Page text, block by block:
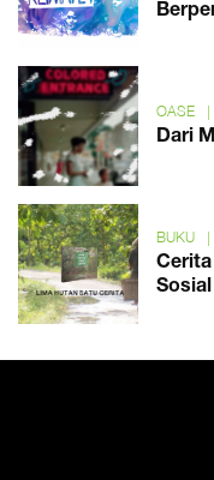
OASE |
Dari
BUKU |
Sosial